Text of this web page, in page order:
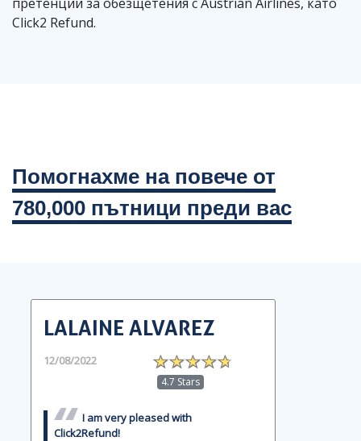
Click2 Refund.
Помогнахме на повече от
780,000 пътници преди вас
LALAINE ALVAREZ
12/08/2022
4.7 Stars
I am very pleased with
Click2Refund!